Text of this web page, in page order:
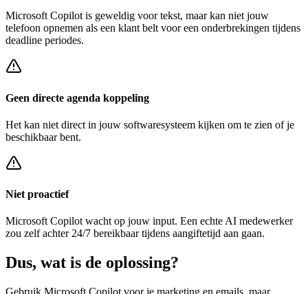
Microsoft Copilotis geweldig voor tekst, maar kan niet jouw
telefoon opnemen als een klant belt voor een onderbrekingen tijdens
deadline periodes.
Geen directe agenda koppeling
Het kan niet direct in jouw softwaresysteem kijken om te zien of je
beschikbaar bent.
Niet proactief
Microsoft Copilotwacht op jouw input. Een echte AI medewerker
zou zelf achter24/7 bereikbaar tijdens aangiftetijd aan gaan.
Dus, wat is de oplossing?